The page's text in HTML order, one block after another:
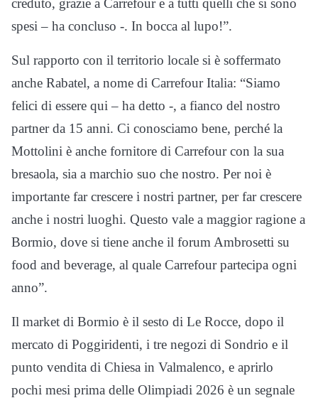
spesi – ha concluso -. In bocca al lupo!”.
Sul rapporto con il territorio locale si è soffermato
anche Rabatel, a nome di Carrefour Italia: “Siamo
felici di essere qui – ha detto -, a fianco del nostro
partner da 15 anni. Ci conosciamo bene, perché la
Mottolini è anche fornitore di Carrefour con la sua
bresaola, sia a marchio suo che nostro. Per noi è
importante far crescere i nostri partner, per far crescere
anche i nostri luoghi. Questo vale a maggior ragione a
Bormio, dove si tiene anche il forum Ambrosetti su
food and beverage, al quale Carrefour partecipa ogni
anno”.
Il market di Bormio è il sesto di Le Rocce, dopo il
mercato di Poggiridenti, i tre negozi di Sondrio e il
punto vendita di Chiesa in Valmalenco, e aprirlo
pochi mesi prima delle Olimpiadi 2026 è un segnale